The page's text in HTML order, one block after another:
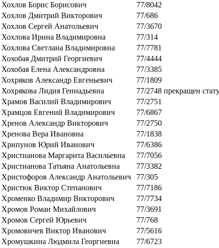
Хохлов Борис Борисович
77/8042
Хохлов Дмитрий Викторович
77/686
Хохлов Сергей Анатольевич
77/3670
Хохлова Ирина Владимировна
77/314
Хохлова Светлана Владимировна
77/7781
Хохобая Дмитрий Георгиевич
77/4444
Хохобая Елена Александровна
77/3385
Хохряков Александр Евгеньевич
77/1809
Хохрякова Лидия Геннадьевна
77/2748 прекращен
Храмов Василий Владимирович
77/2751
Храмцов Евгений Владимирович
77/6867
Хренов Александр Викторович
77/2750
Хренова Вера Ивановна
77/1838
Хрипунов Юрий Иванович
77/6386
Христианова Маргарита Васильевна
77/7056
Христианова Татьяна Анатольевна
77/3382
Христофоров Александр Анатольевич
77/305
Христюк Виктор Степанович
77/7186
Хроменко Владимир Викторович
77/7734
Хромов Роман Михайлович
77/3691
Хромов Сергей Юрьевич
77/768
Хромовичев Виктор Иванович
77/5616
Хромушкина Людмила Георгиевна
77/6723